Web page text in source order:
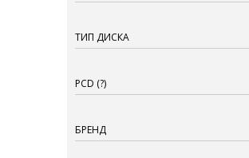
ТИП ДИСКА
PCD (?)
БРЕНД